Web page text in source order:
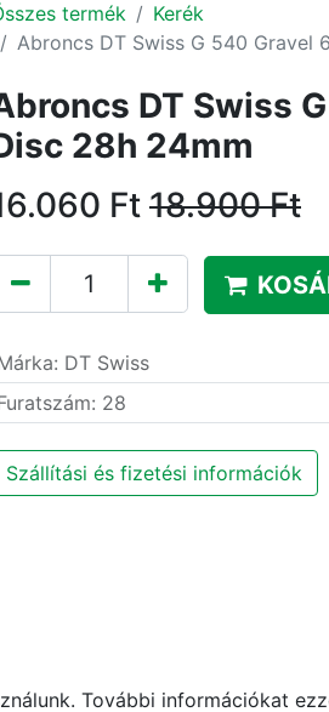
termék
Kerék
Abroncs DT Swiss G 540 Gravel
DT Swiss
28h 24mm
Ft 18.900Ft
: DT Swiss
: 28
Szállítási és fizetési információk
További információkat